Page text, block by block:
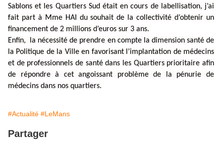
Sablons et les Quartiers Sud était en cours de labellisation, j’ai
fait part à Mme HAI du souhait de la collectivité d’obtenir un
financement de 2 millions d’euros sur 3 ans.
Enfin, la nécessité de prendre en compte la dimension santé de
la Politique de la Ville en favorisant l’implantation de médecins
et de professionnels de santé dans les Quartiers prioritaire afin
de répondre à cet angoissant problème de la pénurie de
médecins dans nos quartiers.
#Actualité #LeMans
Partager